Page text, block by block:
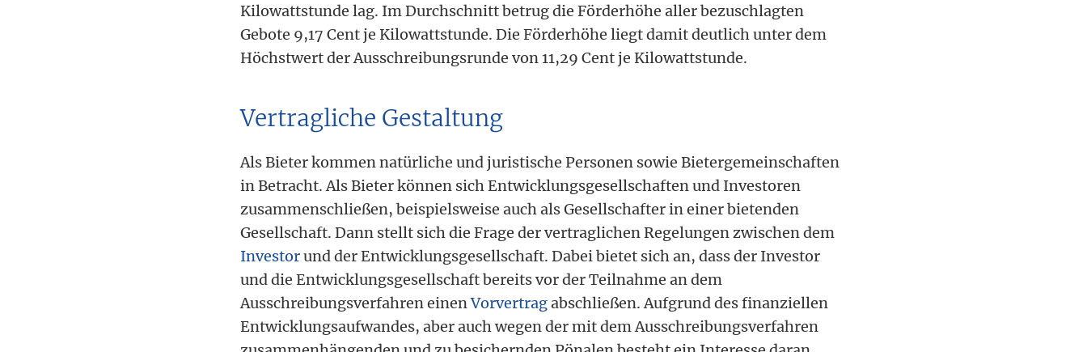
Kilowattstunde lag. Im Durchschnitt betrug die Förderhöhe aller bezuschlagten
Gebote 9,17 Cent je Kilowattstunde. Die Förderhöhe liegt damit deutlich unter dem
Höchstwert der Ausschreibungsrunde von 11,29 Cent je Kilowattstunde.
Vertragliche Gestaltung
Als Bieter kommen natürliche und juristische Personen sowie Bietergemeinschaften
in Betracht. Als Bieter können sich Entwicklungsgesellschaften und Investoren
zusammenschließen, beispielsweise auch als Gesellschafter in einer bietenden
Gesellschaft. Dann stellt sich die Frage der vertraglichen Regelungen zwischen dem
Investorund der Entwicklungsgesellschaft. Dabei bietet sich an, dass der Investor
und die Entwicklungsgesellschaft bereits vor der Teilnahme an dem
Ausschreibungsverfahren einenVorvertragabschließen. Aufgrund des finanziellen
Entwicklungsaufwandes, aber auch wegen der mit dem Ausschreibungsverfahren